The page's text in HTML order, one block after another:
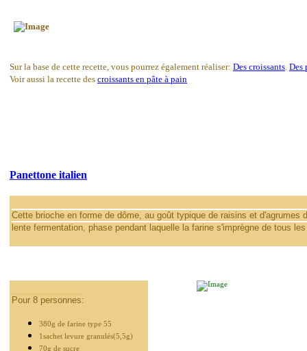
Sur la base de cette recette, vous pourrez également réaliser: Des croissants Des
Voir aussi la recette des croissants en pâte à pain
Panettone italien
Cette brioche en forme de dôme, au goût typique de raisins et d'agrumes
lente fermentation, phase pendant laquelle la farine s'imprègne de tous
Pour 8 personnes:
380g de farine type 55
1sachet levure granulés(5,5g)
70g de sucre